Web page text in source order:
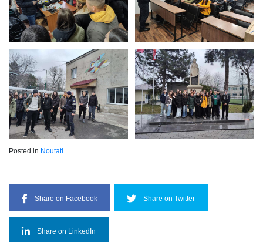
Posted in Noutati
Share on Facebook Share on Twitter
Share on LinkedIn